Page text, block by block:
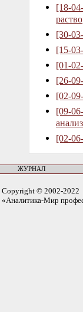
[18-
[30-
[15-
[01-
[26-
[02-
[09-
[02-
ЖУРНАЛ
Copyright © 2002-2022
«Аналитика-Мир